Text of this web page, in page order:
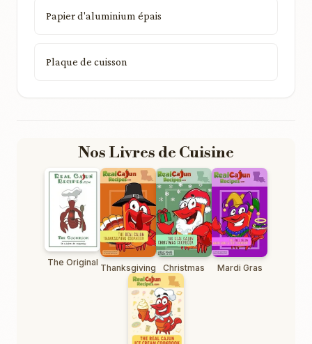
Papier d'aluminium épais
Plaque de cuisson
Nos Livres de Cuisine
The Original Thanksgiving Christmas Mardi Gras